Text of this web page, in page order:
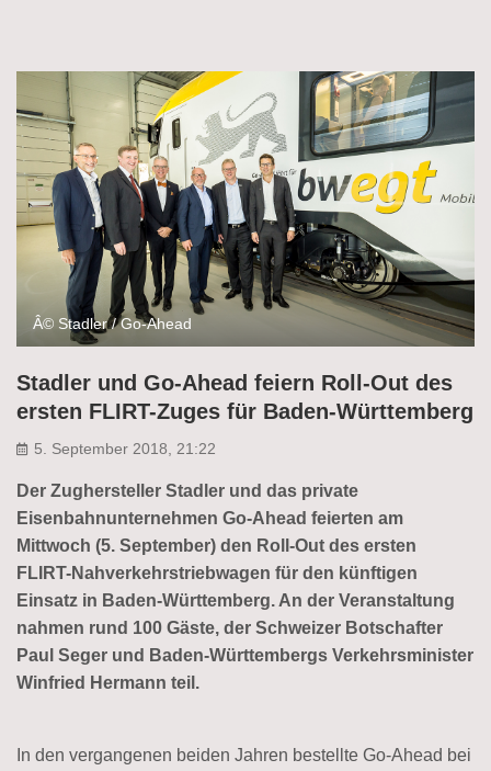
Â© Stadler / Go-Ahead
Stadler und Go-Ahead feiern Roll-Out des
ersten FLIRT-Zuges für Baden-Württemberg
5. September 2018, 21:22
Der Zughersteller Stadler und das private
Eisenbahnunternehmen Go-Ahead feierten am
Mittwoch (5. September) den Roll-Out des ersten
FLIRT-Nahverkehrstriebwagen für den künftigen
Einsatz in Baden-Württemberg. An der Veranstaltung
nahmen rund 100 Gäste, der Schweizer Botschafter
Paul Seger und Baden-Württembergs Verkehrsminister
Winfried Hermann teil.
In den vergangenen beiden Jahren bestellte Go-Ahead bei